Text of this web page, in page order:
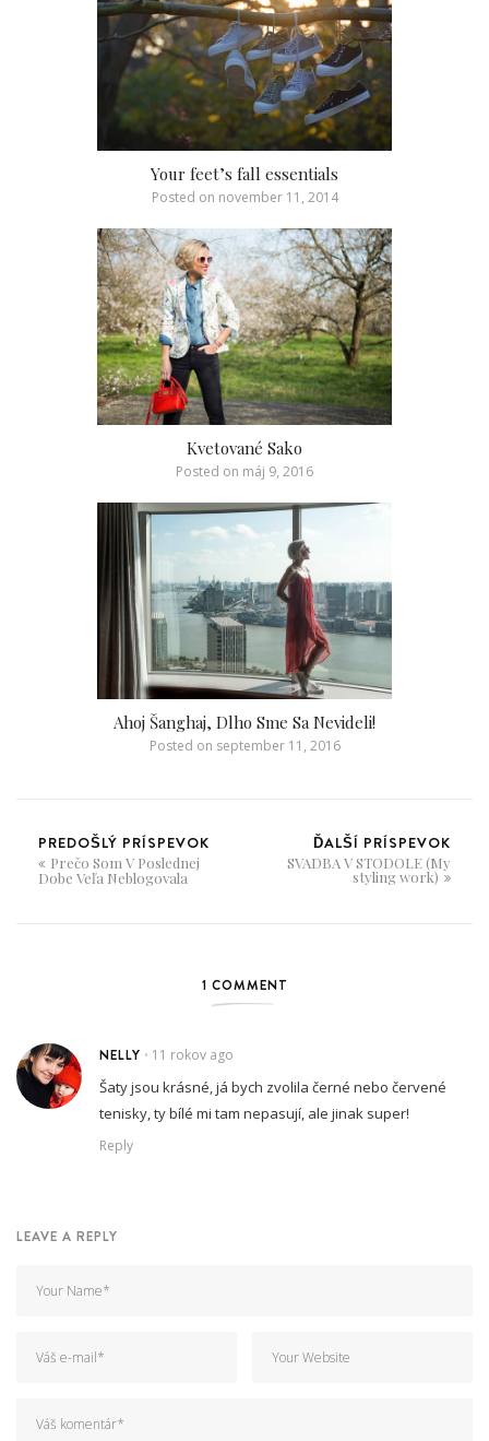
Your feet’s fall essentials
Posted on november 11, 2014
Kvetované Sako
Posted on máj 9, 2016
Ahoj Šanghaj, Dlho Sme Sa Nevideli!
Posted on september 11, 2016
PREDOŠLÝ PRÍSPEVOK
Prečo Som V Poslednej
Dobe Veľa Neblogovala
ĎALŠÍ PRÍSPEVOK
SVADBA V STODOLE (My
styling work)
1 COMMENT
NELLY • 11 rokov ago
Šaty jsou krásné, já bych zvolila černé nebo červené
tenisky, ty bílé mi tam nepasují, ale jinak super!
Reply
LEAVE A REPLY